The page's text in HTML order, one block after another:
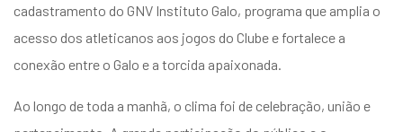
cadastramento do GNV Instituto Galo, programa que amplia o
acesso dos atleticanos aos jogos do Clube e fortalece a
conexão entre o Galo e a torcida apaixonada.
Ao longo de toda a manhã, o clima foi de celebração, união e